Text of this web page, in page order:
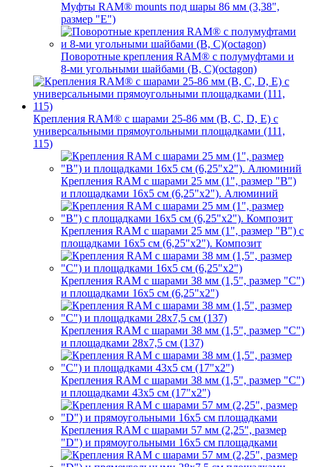
Муфты RAM® mounts под шары 86 мм (3,38",
размер "E")
Поворотные крепления RAM® c полумуфтами и
8-ми угольными шайбами (B, C)(octagon)
Крепления RAM® с шарами 25-86 мм (B, C, D, E) с
универсальными прямоугольными площадками (111,
115)
Крепления RAM с шарами 25 мм (1", размер "B")
и площадками 16х5 см (6,25"х2"). Алюминий
Крепления RAM с шарами 25 мм (1", размер "B") с
площадками 16х5 см (6,25"х2"). Композит
Крепления RAM с шарами 38 мм (1,5", размер "C")
и площадками 16х5 см (6,25"х2")
Крепления RAM с шарами 38 мм (1,5", размер "C")
и площадками 28х7,5 см (137)
Крепления RAM с шарами 38 мм (1,5", размер "C")
и площадками 43х5 см (17"х2")
Крепления RAM с шарами 57 мм (2,25", размер
"D") и прямоугольными 16х5 см площадками